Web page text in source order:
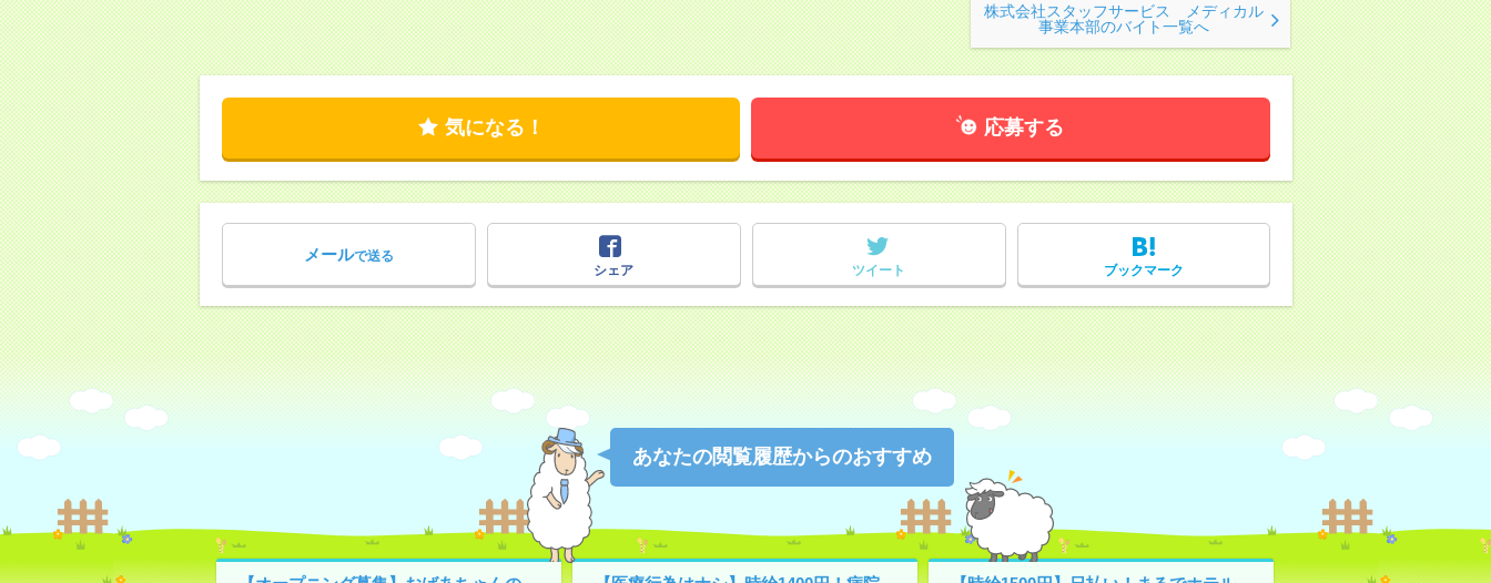
株式会社スタッフサービス メディカル
事業本部のバイト一覧へ
気になる！ 応募する
メールで送る
シェア
ツイート ブックマーク
あなたの閲覧履歴からのおすすめ